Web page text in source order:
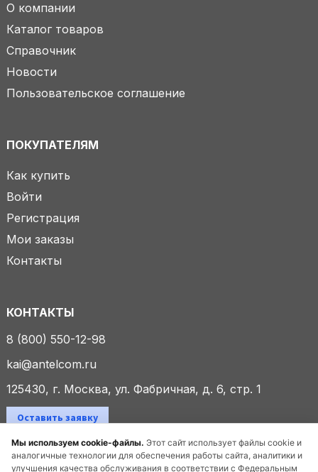
Мы используем cookie-файлы. Этот сайт использует файлы cookie и
аналогичные технологии для обеспечения работы сайта, аналитики и
улучшения качества обслуживания в соответствии с Федеральным
О компании
Каталог товаров
Справочник
Новости
Пользовательское соглашение
ПОКУПАТЕЛЯМ
Как купить
Войти
Регистрация
Мои заказы
Контакты
КОНТАКТЫ
8 (800) 550-12-98
kai@antelcom.ru
125430, г. Москва, ул. Фабричная, д. 6, стр. 1
Оставить заявку